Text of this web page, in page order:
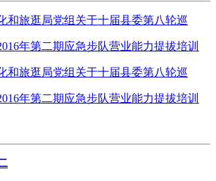
和旅逛局党组关于十届县委第八轮巡
年第二期应急步队营业能力提拔培训
和旅逛局党组关于十届县委第八轮巡
年第二期应急步队营业能力提拔培训